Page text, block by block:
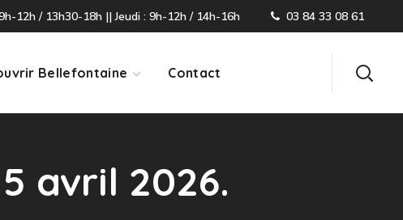
12h / 13h30-18h || Jeudi : 9h-12h / 14h-16h 03 84 33 08 61
Bellefontaine Contact
avril 2026.